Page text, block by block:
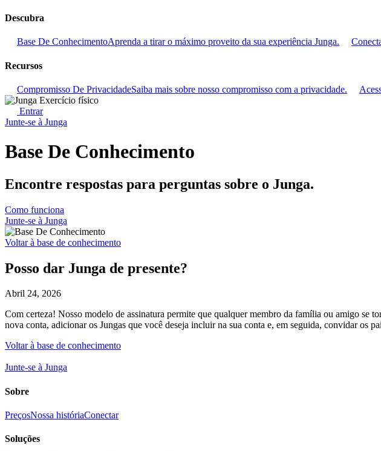
Descubra
Base De ConhecimentoAprenda a tirar o máximo proveito da sua experiência Junga.
Recursos
Compromisso De PrivacidadeSaiba mais sobre nosso compromisso com a privacidade.
Entrar
Junte-se à Junga
Base De Conhecimento
Encontre respostas para perguntas sobre o Junga.
Como funciona
Junte-se à Junga
Voltar à base de conhecimento
Posso dar Junga de presente?
Abril 24, 2026
Com certeza! Nosso modelo de assinatura permite que qualquer membro da família ou amigo se
nova conta, adicionar os Jungas que você deseja incluir na sua conta e, em seguida, convidar os
Voltar à base de conhecimento
Junte-se à Junga
Sobre
PreçosNossa históriaConectar
Soluções